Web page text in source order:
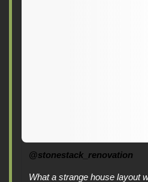
@stonestack_renovation
What a strange house layout